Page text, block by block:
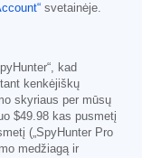
svetainėje.
kad
kenkėjiškų
skyriaus per mūsų
$49.98 kas pusmetį
(„SpyHunter Pro
medžiagą ir